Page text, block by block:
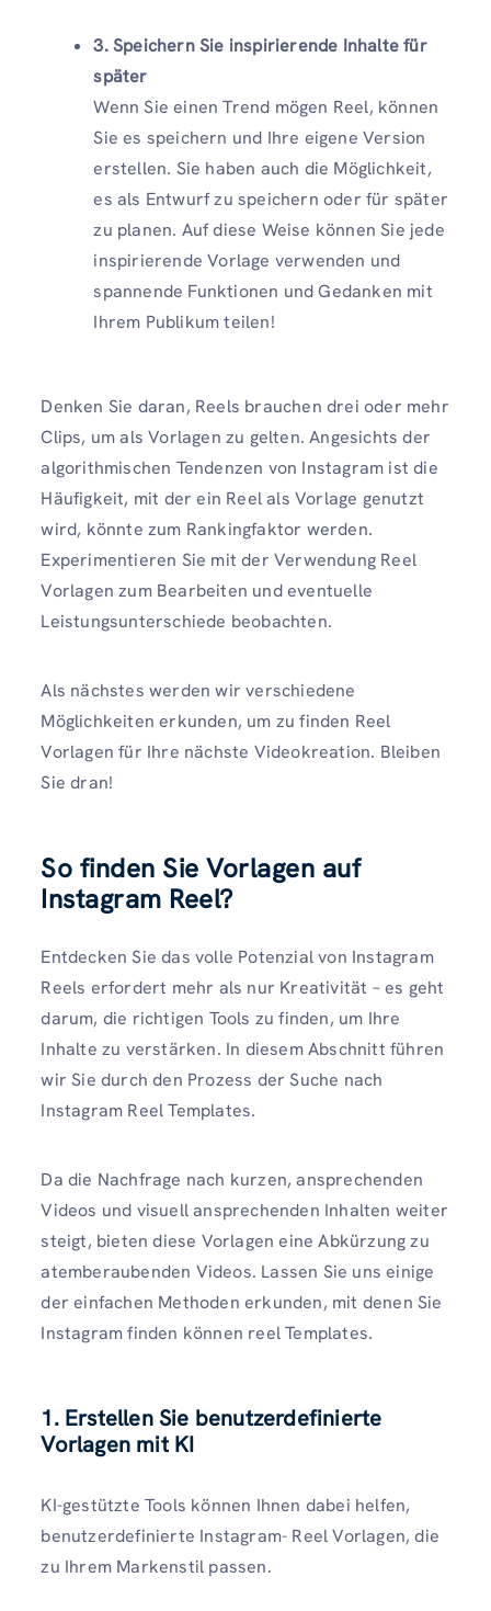
3. Speichern Sie inspirierende Inhalte für
später
Wenn Sie einen Trend mögen Reel, können
Sie es speichern und Ihre eigene Version
erstellen. Sie haben auch die Möglichkeit,
es als Entwurf zu speichern oder für später
zu planen. Auf diese Weise können Sie jede
inspirierende Vorlage verwenden und
spannende Funktionen und Gedanken mit
Ihrem Publikum teilen!
Denken Sie daran, Reels brauchen drei oder mehr
Clips, um als Vorlagen zu gelten. Angesichts der
algorithmischen Tendenzen von Instagram ist die
Häufigkeit, mit der ein Reel als Vorlage genutzt
wird, könnte zum Rankingfaktor werden.
Experimentieren Sie mit der Verwendung Reel
Vorlagen zum Bearbeiten und eventuelle
Leistungsunterschiede beobachten.
Als nächstes werden wir verschiedene
Möglichkeiten erkunden, um zu finden Reel
Vorlagen für Ihre nächste Videokreation. Bleiben
Sie dran!
So finden Sie Vorlagen auf
Instagram Reel?
Entdecken Sie das volle Potenzial von Instagram
Reels erfordert mehr als nur Kreativität – es geht
darum, die richtigen Tools zu finden, um Ihre
Inhalte zu verstärken. In diesem Abschnitt führen
wir Sie durch den Prozess der Suche nach
Instagram Reel Templates.
Da die Nachfrage nach kurzen, ansprechenden
Videos und visuell ansprechenden Inhalten weiter
steigt, bieten diese Vorlagen eine Abkürzung zu
atemberaubenden Videos. Lassen Sie uns einige
der einfachen Methoden erkunden, mit denen Sie
Instagram finden können reel Templates.
1. Erstellen Sie benutzerdefinierte
Vorlagen mit KI
KI-gestützte Tools können Ihnen dabei helfen,
benutzerdefinierte Instagram- Reel Vorlagen, die
zu Ihrem Markenstil passen.